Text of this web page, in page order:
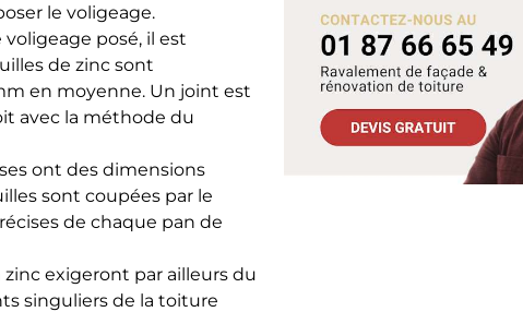
le voligeage.
posé, il est
de zinc sont
en moyenne. Un joint est
avec la méthode du
ont des dimensions
sont coupées par le
de chaque pan de
exigeront par ailleurs du
singuliers de la toiture